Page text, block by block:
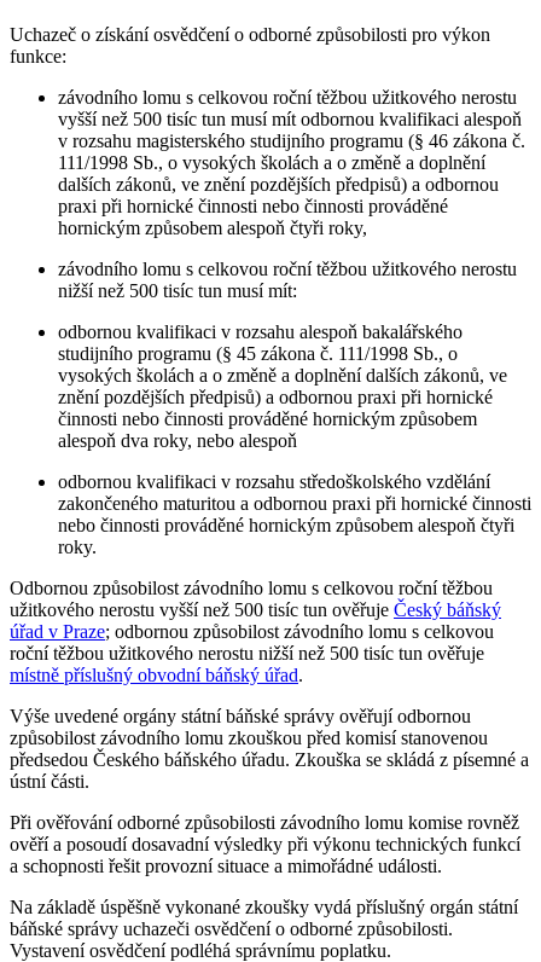
Uchazeč o získání osvědčení o odborné způsobilosti pro výkon
funkce:
závodního lomu s celkovou roční těžbou užitkového nerostu
vyšší než 500 tisíc tun musí mít odbornou kvalifikaci alespoň
v rozsahu magisterského studijního programu (§ 46 zákona č.
111/1998 Sb., o vysokých školách a o změně a doplnění
dalších zákonů, ve znění pozdějších předpisů) a odbornou
praxi při hornické činnosti nebo činnosti prováděné
hornickým způsobem alespoň čtyři roky,
závodního lomu s celkovou roční těžbou užitkového nerostu
nižší než 500 tisíc tun musí mít:
odbornou kvalifikaci v rozsahu alespoň bakalářského
studijního programu (§ 45 zákona č. 111/1998 Sb., o
vysokých školách a o změně a doplnění dalších zákonů, ve
znění pozdějších předpisů) a odbornou praxi při hornické
činnosti nebo činnosti prováděné hornickým způsobem
alespoň dva roky, nebo alespoň
odbornou kvalifikaci v rozsahu středoškolského vzdělání
zakončeného maturitou a odbornou praxi při hornické činnosti
nebo činnosti prováděné hornickým způsobem alespoň čtyři
roky.
Odbornou způsobilost závodního lomu s celkovou roční těžbou
užitkového nerostu vyšší než 500 tisíc tun ověřuje Český báňský
úřad v Praze; odbornou způsobilost závodního lomu s celkovou
roční těžbou užitkového nerostu nižší než 500 tisíc tun ověřuje
místně příslušný obvodní báňský úřad.
Výše uvedené orgány státní báňské správy ověřují odbornou
způsobilost závodního lomu zkouškou před komisí stanovenou
předsedou Českého báňského úřadu. Zkouška se skládá z písemné a
ústní části.
Při ověřování odborné způsobilosti závodního lomu komise rovněž
ověří a posoudí dosavadní výsledky při výkonu technických funkcí
a schopnosti řešit provozní situace a mimořádné události.
Na základě úspěšně vykonané zkoušky vydá příslušný orgán státní
báňské správy uchazeči osvědčení o odborné způsobilosti.
Vystavení osvědčení podléhá správnímu poplatku.